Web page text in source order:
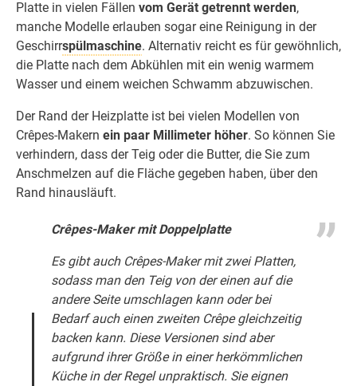
Platte in vielen Fällen vom Gerät getrennt werden,
manche Modelle erlauben sogar eine Reinigung in der
Geschirrspülmaschine. Alternativ reicht es für gewöhnlich,
die Platte nach dem Abkühlen mit ein wenig warmem
Wasser und einem weichen Schwamm abzuwischen.
Der Rand der Heizplatte ist bei vielen Modellen von
Crêpes-Makern ein paar Millimeter höher. So können Sie
verhindern, dass der Teig oder die Butter, die Sie zum
Anschmelzen auf die Fläche gegeben haben, über den
Rand hinausläuft.
Crêpes-Maker mit Doppelplatte
Es gibt auch Crêpes-Maker mit zwei Platten,
sodass man den Teig von der einen auf die
andere Seite umschlagen kann oder bei
Bedarf auch einen zweiten Crêpe gleichzeitig
backen kann. Diese Versionen sind aber
aufgrund ihrer Größe in einer herkömmlichen
Küche in der Regel unpraktisch. Sie eignen